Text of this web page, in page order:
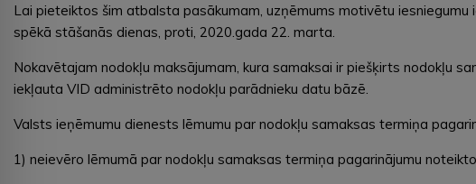
Lai pieteiktos šim atbalsta pasākumam, uzņēmums motivētu
spēkā stāšanās dienas, proti, 2020.gada 22. marta.
Nokavētajam nodokļu maksājumam, kura samaksai ir piešķirts nodokļu
iekļauta VID administrēto nodokļu parādnieku datu bāzē.
Valsts ieņēmumu dienests lēmumu par nodokļu samaksas termiņa
1) neievēro lēmumā par nodokļu samaksas termiņa pagarinājumu